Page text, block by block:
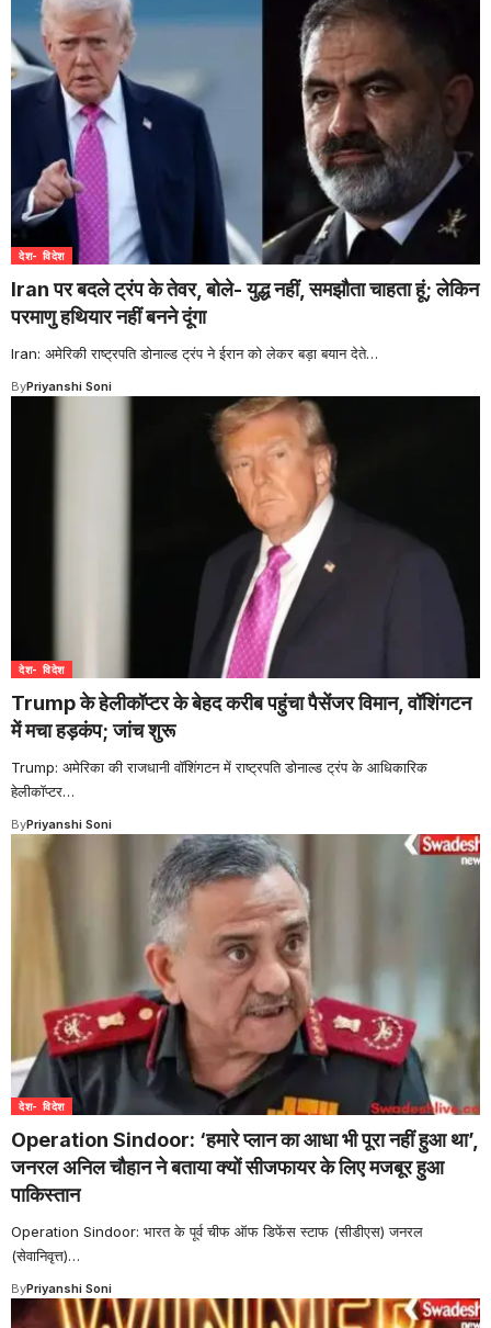
देश- विदेश
Iran पर बदले ट्रंप के तेवर, बोले- युद्ध नहीं, समझौता चाहता हूं; लेकिन
परमाणु हथियार नहीं बनने दूंगा
Iran: अमेरिकी राष्ट्रपति डोनाल्ड ट्रंप ने ईरान को लेकर बड़ा बयान देते…
ByPriyanshi Soni
देश- विदेश
Trump के हेलीकॉप्टर के बेहद करीब पहुंचा पैसेंजर विमान, वॉशिंगटन
में मचा हड़कंप; जांच शुरू
Trump: अमेरिका की राजधानी वॉशिंगटन में राष्ट्रपति डोनाल्ड ट्रंप के आधिकारिक
हेलीकॉप्टर…
ByPriyanshi Soni
देश- विदेश
Operation Sindoor: ‘हमारे प्लान का आधा भी पूरा नहीं हुआ था’,
जनरल अनिल चौहान ने बताया क्यों सीजफायर के लिए मजबूर हुआ
पाकिस्तान
Operation Sindoor: भारत के पूर्व चीफ ऑफ डिफेंस स्टाफ (सीडीएस) जनरल
(सेवानिवृत्त)…
ByPriyanshi Soni